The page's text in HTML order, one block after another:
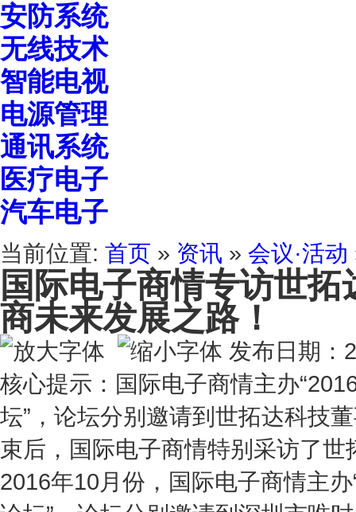
安防系统
无线技术
智能电视
电源管理
通讯系统
医疗电子
汽车电子
当前位置: 首页 » 资讯 » 会议·活动
国际电子商情专访世
商未来发展之路！
发布日期：
核心提示：国际电子商情主办
坛”，论坛分别邀请到世拓达科技
束后，国际电子商情特别采访了
2016年10月份，国际电子商情主办